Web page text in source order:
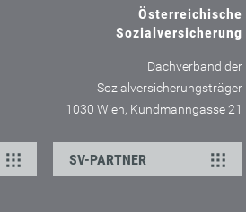
Österreichische
Sozialversicherung
Dachverband der
Sozialversicherungsträger
1030 Wien, Kundmanngasse 21
SV-PARTNER